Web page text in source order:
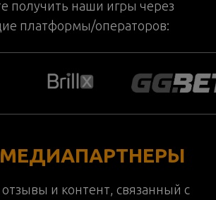
получить наши игры через
платформы/операторов:
и контент, связанный с